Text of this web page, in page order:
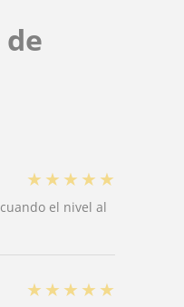
★ ★ ★ ★ ★
el nivel al
★ ★ ★ ★ ★